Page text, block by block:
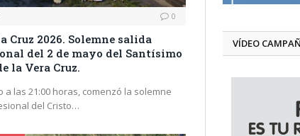
0
Cruz 2026. Solemne salida
del 2 de mayo del Santísimo
la Vera Cruz.
a las 21:00 horas, comenzó la solemne
del Cristo…
VÍDEO